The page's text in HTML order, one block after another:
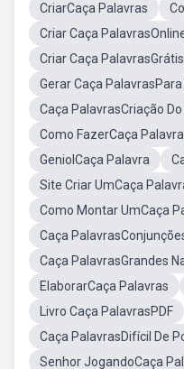
CriarCaça Palavras
Criar Caça
Criar Caça PalavrasGrátis
Gerar Caça
Caça PalavrasCriação
Como FazerCaça
GeniolCaça Palavra
Site Criar UmCaça
Como Montar UmCaça
Caça
Caça PalavrasGrandes
ElaborarCaça Palavras
Livro Caça PalavrasPDF
Caça PalavrasDifícil De
Senhor JogandoCaça